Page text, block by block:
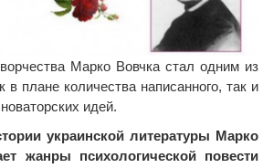
Марко Вовчка стал одним из
плане количества написанного, так и
идей.
украинской литературы Марко
жанры психологической повести